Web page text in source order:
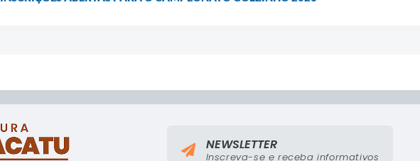
NEWSLETTER
Inscreva-se e receba informativos